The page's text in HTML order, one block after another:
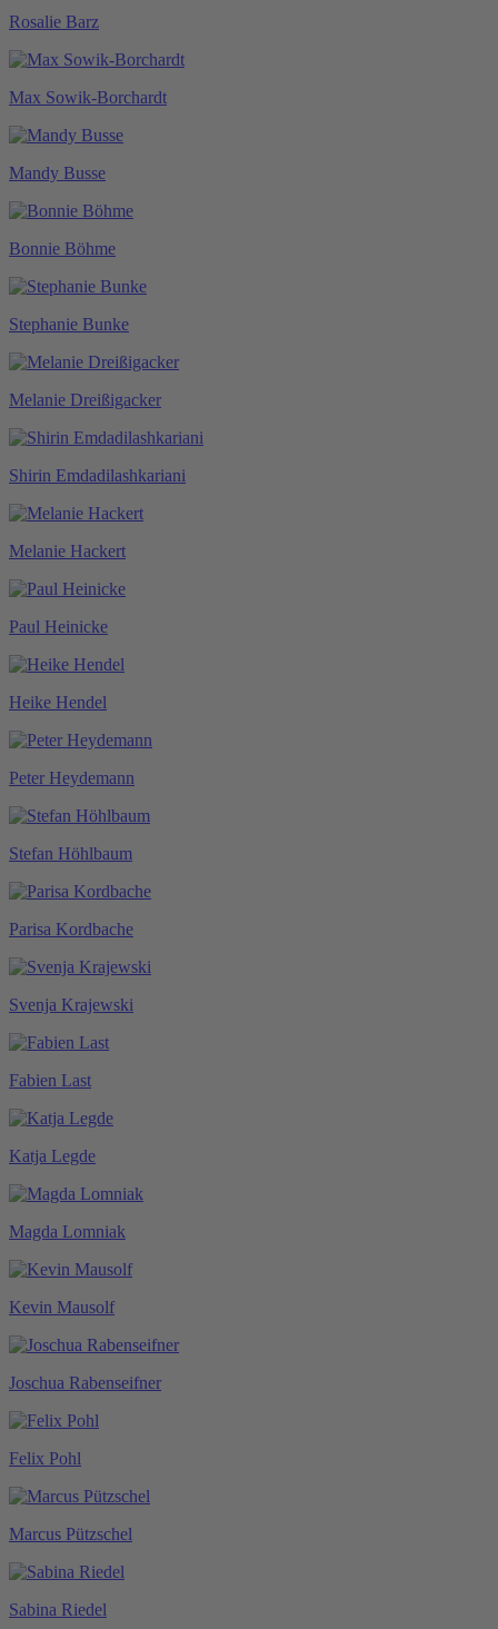
Rosalie Barz
Max Sowik-Borchardt
Mandy Busse
Bonnie Böhme
Stephanie Bunke
Melanie Dreißigacker
Shirin Emdadilashkariani
Melanie Hackert
Paul Heinicke
Heike Hendel
Peter Heydemann
Stefan Höhlbaum
Parisa Kordbache
Svenja Krajewski
Fabien Last
Katja Legde
Magda Lomniak
Kevin Mausolf
Joschua Rabenseifner
Felix Pohl
Marcus Pützschel
Sabina Riedel